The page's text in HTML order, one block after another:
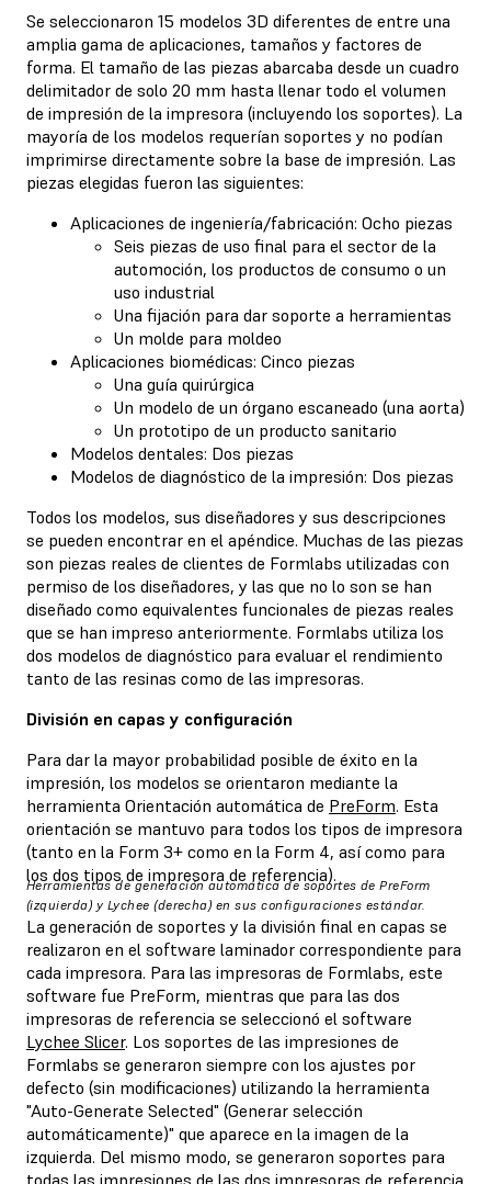
Se seleccionaron 15 modelos 3D diferentes de entre una
amplia gama de aplicaciones, tamaños y factores de
forma. El tamaño de las piezas abarcaba desde un cuadro
delimitador de solo 20 mm hasta llenar todo el volumen
de impresión de la impresora (incluyendo los soportes). La
mayoría de los modelos requerían soportes y no podían
imprimirse directamente sobre la base de impresión. Las
piezas elegidas fueron las siguientes:
Aplicaciones de ingeniería/fabricación: Ocho piezas
Seis piezas de uso final para el sector de la
automoción, los productos de consumo o un
uso industrial
Una fijación para dar soporte a herramientas
Un molde para moldeo
Aplicaciones biomédicas: Cinco piezas
Una guía quirúrgica
Un modelo de un órgano escaneado (una aorta)
Un prototipo de un producto sanitario
Modelos dentales: Dos piezas
Modelos de diagnóstico de la impresión: Dos piezas
Todos los modelos, sus diseñadores y sus descripciones
se pueden encontrar en el apéndice. Muchas de las piezas
son piezas reales de clientes de Formlabs utilizadas con
permiso de los diseñadores, y las que no lo son se han
diseñado como equivalentes funcionales de piezas reales
que se han impreso anteriormente. Formlabs utiliza los
dos modelos de diagnóstico para evaluar el rendimiento
tanto de las resinas como de las impresoras.
División en capas y configuración
Para dar la mayor probabilidad posible de éxito en la
impresión, los modelos se orientaron mediante la
herramienta Orientación automática de PreForm. Esta
orientación se mantuvo para todos los tipos de impresora
(tanto en la Form 3+ como en la Form 4, así como para
los dos tipos de impresora de referencia).
Herramientas de generación automática de soportes de PreForm
(izquierda) y Lychee (derecha) en sus configuraciones estándar.
La generación de soportes y la división final en capas se
realizaron en el software laminador correspondiente para
cada impresora. Para las impresoras de Formlabs, este
software fue PreForm, mientras que para las dos
impresoras de referencia se seleccionó el software
Lychee Slicer. Los soportes de las impresiones de
Formlabs se generaron siempre con los ajustes por
defecto (sin modificaciones) utilizando la herramienta
"Auto-Generate Selected" (Generar selección
automáticamente)" que aparece en la imagen de la
izquierda. Del mismo modo, se generaron soportes para
todas las impresiones de las dos impresoras de referencia